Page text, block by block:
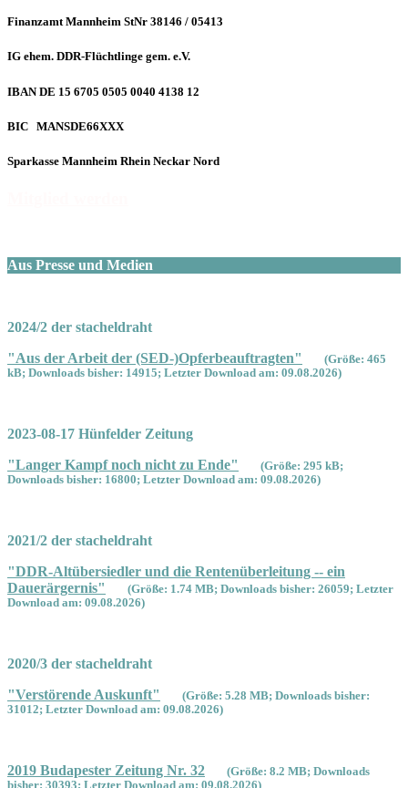
Finanzamt Mannheim StNr 38146 / 05413
IG ehem. DDR-Flüchtlinge gem. e.V.
IBAN DE 15 6705 0505 0040 4138 12
BIC MANSDE66XXX
Sparkasse Mannheim Rhein Neckar Nord
Aus Presse und Medien
2024/2 der stacheldraht
"Aus der Arbeit der (SED-)Opferbeauftragten"
(Größe: 465
kB; Downloads bisher: 14915; Letzter Download am: 09.08.2026)
2023-08-17 Hünfelder Zeitung
"Langer Kampf noch nicht zu Ende"
(Größe: 295 kB;
Downloads bisher: 16800; Letzter Download am: 09.08.2026)
2021/2 der stacheldraht
"DDR-Altübersiedler und die Rentenüberleitung -- ein
Dauerärgernis"
(Größe: 1.74 MB; Downloads bisher: 26059; Letzter
Download am: 09.08.2026)
2020/3 der stacheldraht
"Verstörende Auskunft"
(Größe: 5.28 MB; Downloads bisher:
31012; Letzter Download am: 09.08.2026)
2019 Budapester Zeitung Nr. 32
(Größe: 8.2 MB; Downloads
bisher: 30393; Letzter Download am: 09.08.2026)